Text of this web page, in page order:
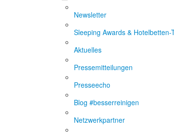
Newsletter
Sleeping Awards & Hotelbetten-
Aktuelles
Pressemitteilungen
Presseecho
Blog #besserreinigen
Netzwerkpartner